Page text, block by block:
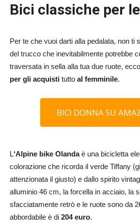
Bici classiche per
Per te che vuoi darti alla pedalata, non ti
del trucco che inevitabilmente potrebbe
traversata in sella alla tua due ruote,
per gli acquisti tutto al femminile.
BICI DONNA SU
L‘Alpine bike Olandaè una bicicletta
colorazione che ricorda il verde Tiffany
attenzionata il giusto) e dallo spirito
alluminio 46 cm, la forcella in acciaio, la s
sfacciatamente retrò e le ruote sono da
abbordabile è di 204 euro.